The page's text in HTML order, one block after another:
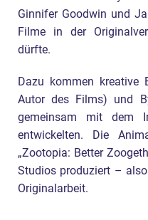
Ginnifer Goodwin und
Filme in der
dürfte.
Dazu kommen kreative
Autor des Films) und
gemeinsam mit dem
entwickelten. Die
„Zootopia: Better
Studios produziert –
Originalarbeit.